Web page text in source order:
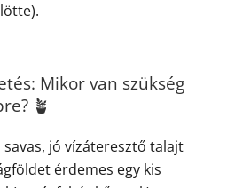
Mikor van szükség
🪴
savas, jó vízáteresztő talajt
érdemes egy kis